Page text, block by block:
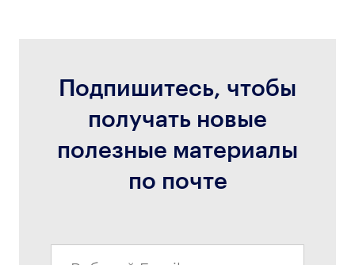
Подпишитесь, чтобы
получать новые
полезные материалы
по почте